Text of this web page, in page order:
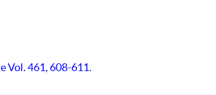
Vol. 461, 608-611.